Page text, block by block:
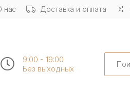
нас Доставка и оплата
9:00 - 19:00
Без выходных
Search